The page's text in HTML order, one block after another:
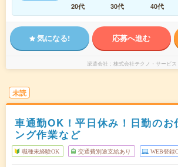
20代
30代 40代
気になる! 応募へ進む
派遣会社 株式会社テクノ・サービス
未読
車通勤OK！平日休み！日勤のお
ング作業など
職種未経験OK 交通費別途支給あり WEB登録